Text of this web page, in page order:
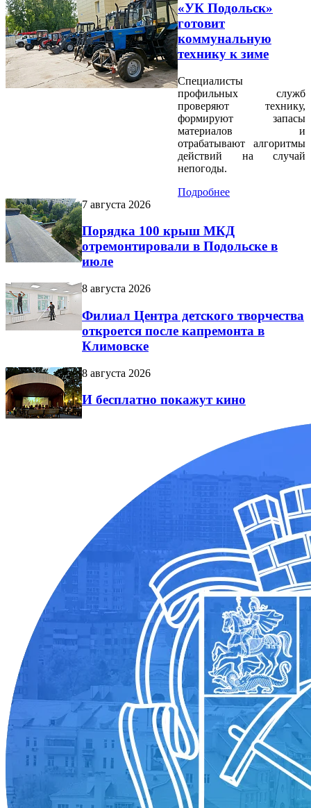
«УК Подольск»
готовит
коммунальную
технику к зиме
Специалисты
профильных служб
проверяют технику,
формируют запасы
материалов и
отрабатывают алгоритмы
действий на случай
непогоды.
Подробнее
7 августа 2026
Порядка 100 крыш МКД
отремонтировали в Подольске в
июле
8 августа 2026
Филиал Центра детского творчества
откроется после капремонта в
Климовске
8 августа 2026
И бесплатно покажут кино